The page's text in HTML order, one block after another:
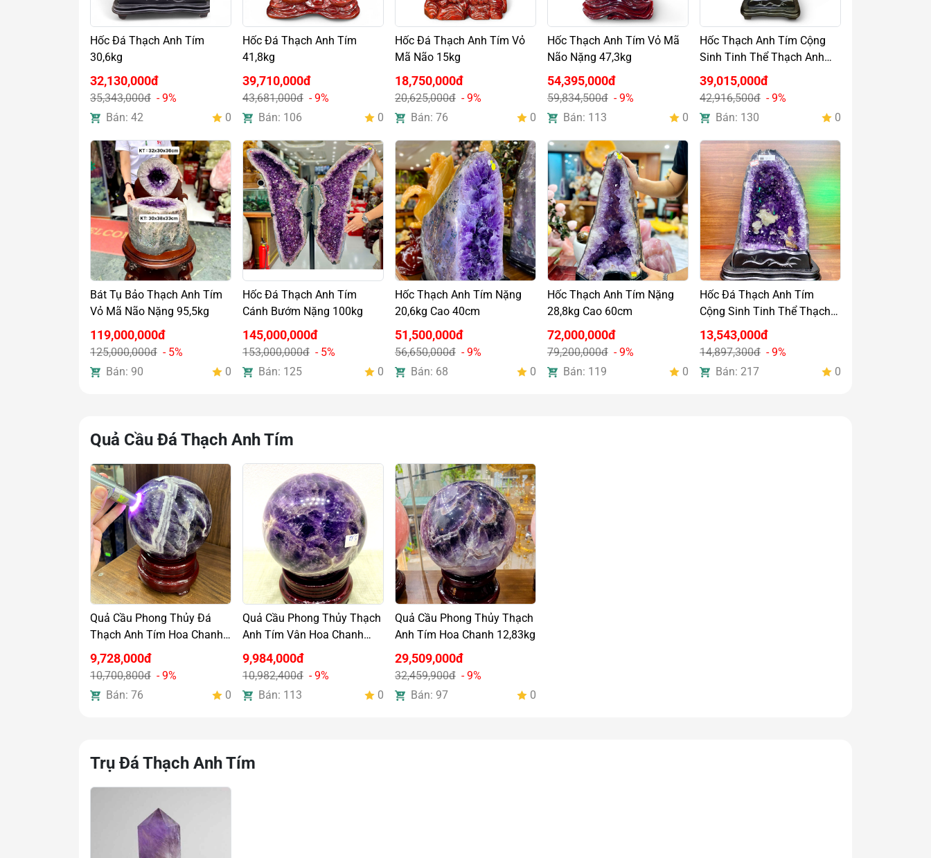
Hốc Đá Thạch Anh Tím
30,6kg
32,130,000đ
35,343,000đ - 9%
Bán: 42
0
Hốc Đá Thạch Anh Tím
41,8kg
39,710,000đ
43,681,000đ - 9%
Bán: 106
0
Hốc Đá Thạch Anh Tím Vỏ
Mã Não 15kg
18,750,000đ
20,625,000đ - 9%
Bán: 76
0
Hốc Thạch Anh Tím Vỏ Mã
Não Nặng 47,3kg
54,395,000đ
59,834,500đ - 9%
Bán: 113
0
Hốc Thạch Anh Tím Cộng
Sinh Tinh Thể Thạch Anh
Trắng 28,9kg
39,015,000đ
42,916,500đ - 9%
Bán: 130
0
Bát Tụ Bảo Thạch Anh Tím
Vỏ Mã Não Nặng 95,5kg
119,000,000đ
125,000,000đ - 5%
Bán: 90
0
Hốc Đá Thạch Anh Tím
Cánh Bướm Nặng 100kg
145,000,000đ
153,000,000đ - 5%
Bán: 125
0
Hốc Thạch Anh Tím Nặng
20,6kg Cao 40cm
51,500,000đ
56,650,000đ - 9%
Bán: 68
0
Hốc Thạch Anh Tím Nặng
28,8kg Cao 60cm
72,000,000đ
79,200,000đ - 9%
Bán: 119
0
Hốc Đá Thạch Anh Tím
Cộng Sinh Tinh Thể Thạch
Anh Trắng Nặng 9,34kg
13,543,000đ
14,897,300đ - 9%
Bán: 217
0
Quả Cầu Đá Thạch Anh Tím
Quả Cầu Phong Thủy Đá
Thạch Anh Tím Hoa Chanh
Nặng 5,12kg
9,728,000đ
10,700,800đ - 9%
Bán: 76
0
Quả Cầu Phong Thủy Thạch
Anh Tím Vân Hoa Chanh
Nặng 5,12kg
9,984,000đ
10,982,400đ - 9%
Bán: 113
0
Quả Cầu Phong Thủy Thạch
Anh Tím Hoa Chanh 12,83kg
29,509,000đ
32,459,900đ - 9%
Bán: 97
0
Trụ Đá Thạch Anh Tím